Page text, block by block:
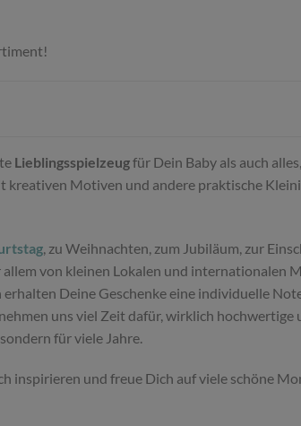
Lieblingsspielzeugfür Dein Baby als auch
kreativen Motiven und andere praktische
, zu Weihnachten, zum Jubiläum, zur
von kleinen Lokalen und internationalen
Deine Geschenke eine individuelle
uns viel Zeit dafür, wirklich
für viele Jahre.
inspirieren und freue Dich auf viele schöne